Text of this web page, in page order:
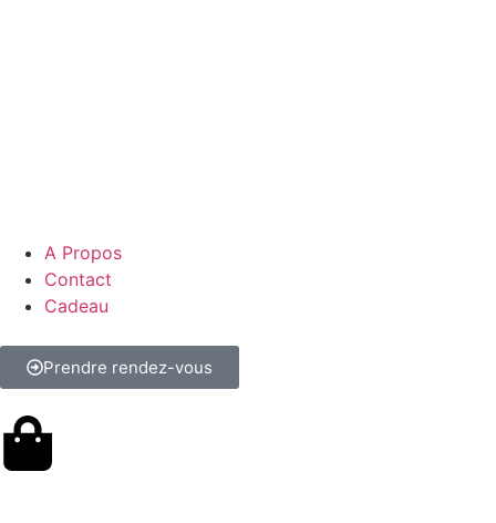
A Propos
Contact
Cadeau
Prendre rendez-vous